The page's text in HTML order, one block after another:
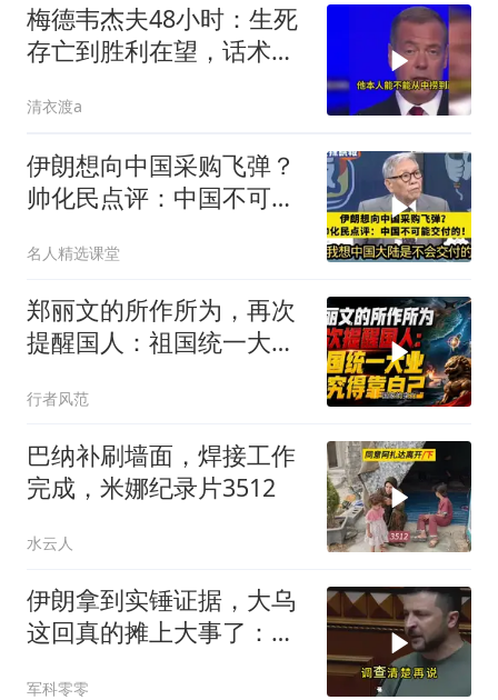
梅德韦杰夫48小时：生死
存亡到胜利在望，话术变
清衣渡a
伊朗想向中国采购飞弹？
帅化民点评：中国不可能
名人精选课堂
郑丽文的所作所为，再次
提醒国人：祖国统一大
行者风范
巴纳补刷墙面，焊接工作
完成，米娜纪录片3512
水云人
伊朗拿到实锤证据，大乌
这回真的摊上大事了：私
军科零零